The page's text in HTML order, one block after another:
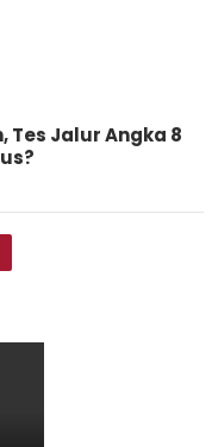
Tes Jalur Angka 8